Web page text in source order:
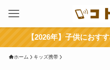
【2026年】子供におす
ホーム キッズ携帯